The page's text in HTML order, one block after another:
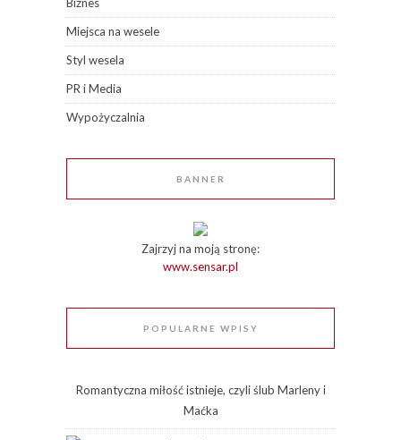
Miejsca na wesele
Styl wesela
PR i Media
Wypożyczalnia
BANNER
Zajrzyj na moją stronę:
www.sensar.pl
POPULARNE WPISY
Romantyczna miłość istnieje, czyli ślub Marleny i
Maćka